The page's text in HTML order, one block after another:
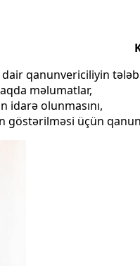
qanunvericiliyin
məlumatlar,
idarə olunmasını,
göstərilməsi üçün